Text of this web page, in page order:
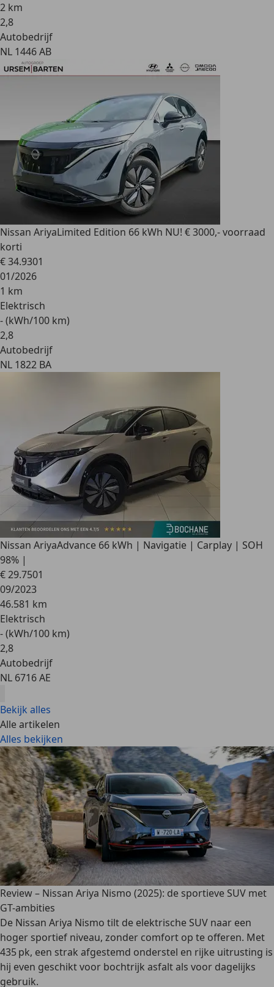
2 km
2,8
Autobedrijf
NL 1446 AB
Nissan AriyaLimited Edition 66 kWh NU! € 3000,- voorraad
korti
€ 34.9301
01/2026
1 km
Elektrisch
- (kWh/100 km)
2,8
Autobedrijf
NL 1822 BA
Nissan AriyaAdvance 66 kWh | Navigatie | Carplay | SOH
98% |
€ 29.7501
09/2023
46.581 km
Elektrisch
- (kWh/100 km)
2,8
Autobedrijf
NL 6716 AE
Bekijk alles
Alle artikelen
Alles bekijken
Review – Nissan Ariya Nismo (2025): de sportieve SUV met
GT-ambities
De Nissan Ariya Nismo tilt de elektrische SUV naar een
hoger sportief niveau, zonder comfort op te offeren. Met
435 pk, een strak afgestemd onderstel en rijke uitrusting is
hij even geschikt voor bochtrijk asfalt als voor dagelijks
gebruik.